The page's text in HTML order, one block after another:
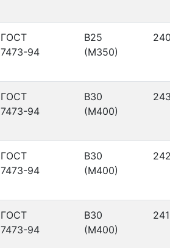
ГОСТ
7473-94
В25
(М350)
ГОСТ
7473-94
В30
(М400)
ГОСТ
7473-94
В30
(М400)
ГОСТ
7473-94
В30
(М400)